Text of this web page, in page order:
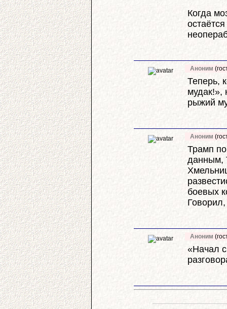
Когда
Аноним
Теперь,
мудак!»,
рыжий
Аноним
Трамп
данным,
боевых
Аноним
«Начал